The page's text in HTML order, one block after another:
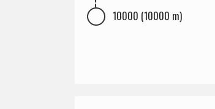
10000 (10000 m)